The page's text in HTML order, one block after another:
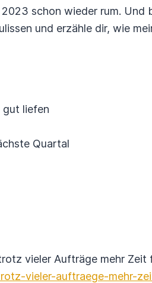
schon wieder rum. Und
und erzähle dir, wie
gut liefen
Quartal
vieler Aufträge mehr Zeit
vieler-auftraege-mehr-